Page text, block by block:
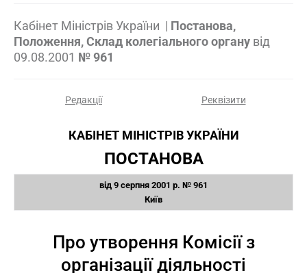
Кабінет Міністрів України | Постанова,
Положення, Склад колегіального органу від
09.08.2001 № 961
Редакції Реквізити
КАБІНЕТ МІНІСТРІВ УКРАЇНИ
ПОСТАНОВА
від 9 серпня 2001 р. № 961
Київ
Про утворення Комісії з
організації діяльності